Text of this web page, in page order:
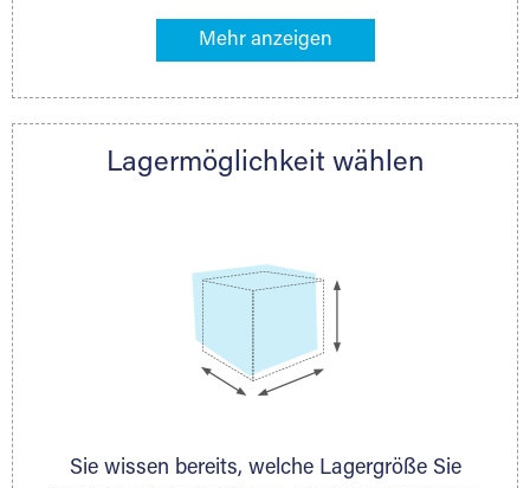
Lagermöglichkeiten in Ihrer Nähe. An zahlreichen
direkt online mieten. Gibt es Extraraum noch
nächstgelegenen Partner und besprechen alles
Lagermöglichkeit wählen
Sie wissen bereits, welche Lagergröße Sie